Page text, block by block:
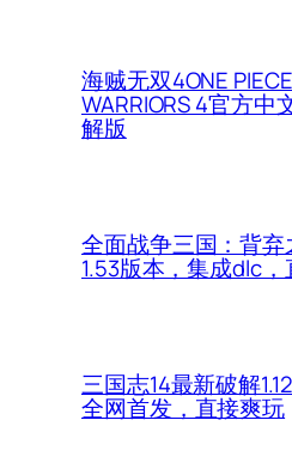
海贼无双4ONE
WARRIORS 4官方中
解版
全面战争三国：背弃
1.53版本，集成dlc
三国志14最新破解
全网首发，直接爽玩